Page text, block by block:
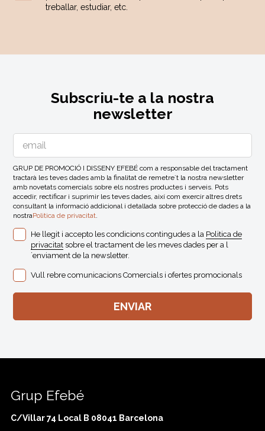
treballar, estudiar, etc.
Subscriu-te a la nostra
newsletter
GRUP DE PROMOCIÓ I DISSENY EFEBÉ com a responsable del tractament
tractarà les teves dades amb la finalitat de remetre´t la nostra newsletter
amb novetats comercials sobre els nostres productes i serveis. Pots
accedir, rectificar i suprimir les teves dades, així com exercir altres drets
consultant la informació addicional i detallada sobre protecció de dades a la
nostraPolitica de privacitat.
He llegit i accepto les condicions contingudes a la Politica de
privacitat sobre el tractament de les meves dades per a l
´enviament de la newsletter.
Vull rebre comunicacions Comercials i ofertes promocionals
Grup Efebé
C/Villar 74 Local B 08041 Barcelona